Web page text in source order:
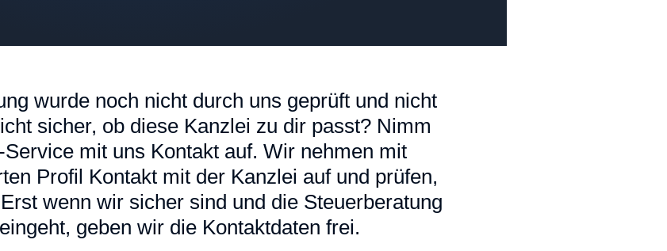
wurde noch nicht durch uns geprüft und nicht
sicher, ob diese Kanzlei zu dir passt? Nimm
mit uns Kontakt auf. Wir nehmen mit
Profil Kontakt mit der Kanzlei auf und prüfen,
wenn wir sicher sind und die Steuerberatung
geben wir die Kontaktdaten frei.